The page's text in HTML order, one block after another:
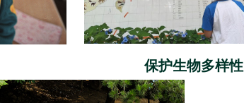
保护生物多样性